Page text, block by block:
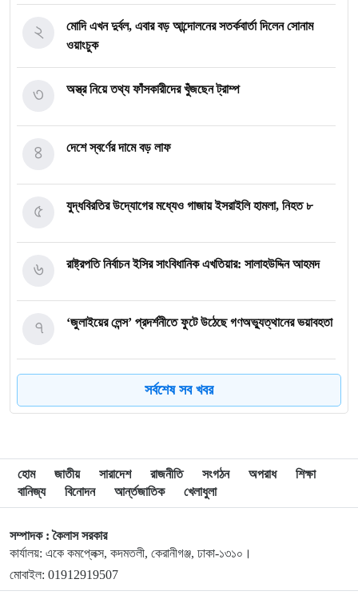
মোদি এখন দুর্বল, এবার বড় আন্দোলনের সতর্কবার্তা দিলেন সোনাম
ওয়াংচুক
২
অস্ত্র নিয়ে তথ্য ফাঁসকারীদের খুঁজছেন ট্রাম্প
৩
দেশে স্বর্ণের দামে বড় লাফ
৪
যুদ্ধবিরতির উদ্যোগের মধ্যেও গাজায় ইসরাইলি হামলা, নিহত ৮
৫
রাষ্ট্রপতি নির্বাচন ইসির সাংবিধানিক এখতিয়ার: সালাহউদ্দিন আহমদ
৬
‘জুলাইয়ের লেন্স’ প্রদর্শনীতে ফুটে উঠেছে গণঅভ্যুত্থানের ভয়াবহতা
৭
জনগণ আপনাকে স্বাগত জানাতে প্রস্তুত, কীভাবে আসবেন আসেন:
ইরানে হামলার পরিকল্পনা বাতিল করলেন ট্রাম্প
১০
ইয়ামাল ইতিহাস গড়বে, তবে এবার নয়: মেসি
১১
সর্বশেষ সব খবর
হোম জাতীয় সারাদেশ রাজনীতি সংগঠন অপরাধ
শিক্ষা
বানিজ্য
বিনোদন আর্ন্তজাতিক খেলাধুলা
সম্পাদক : কৈলাস সরকার
কার্যালয়: একে কমপ্লেক্স, কদমতলী, কেরানীগঞ্জ, ঢাকা-১৩১০।
মোবাইল: 01912919507